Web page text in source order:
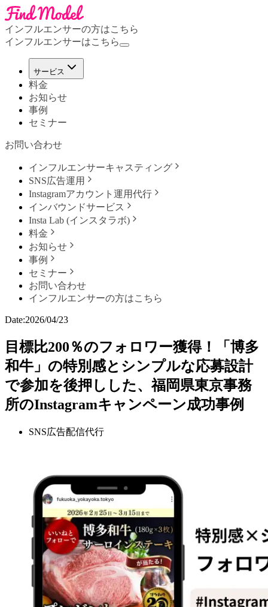
インフルエンサーの方はこちら
インフルエンサーはこちら
サービス
料金
お知らせ
事例
セミナー
お問い合わせ
インフルエンサーキャスティング
SNS広告運用
Instagramアカウント運用代行
インバウンドサービス
Insta Lab (インスタラボ)
料金
お知らせ
事例
セミナー
お問い合わせ
インフルエンサーの方はこちら
Date:2026/04/23
目標比200％のフォロワー獲得！「博多
和牛」の特別感とシンプルな応募設計
で参加を後押しした、福岡県東京事務
所のInstagramキャンペーン成功事例
SNS広告配信代行